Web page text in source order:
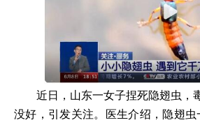
近日，山东一女子捏死隐翅虫，
没好，引发关注。医生介绍，隐翅